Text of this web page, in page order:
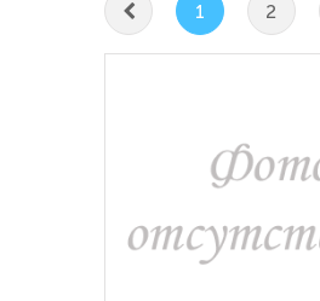
1 2